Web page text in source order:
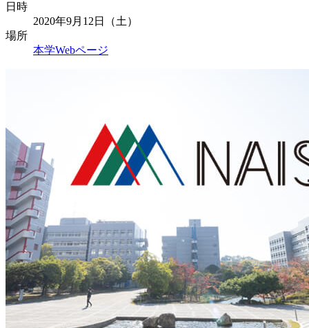
日時
2020年9月12日（土）
場所
本学Webページ